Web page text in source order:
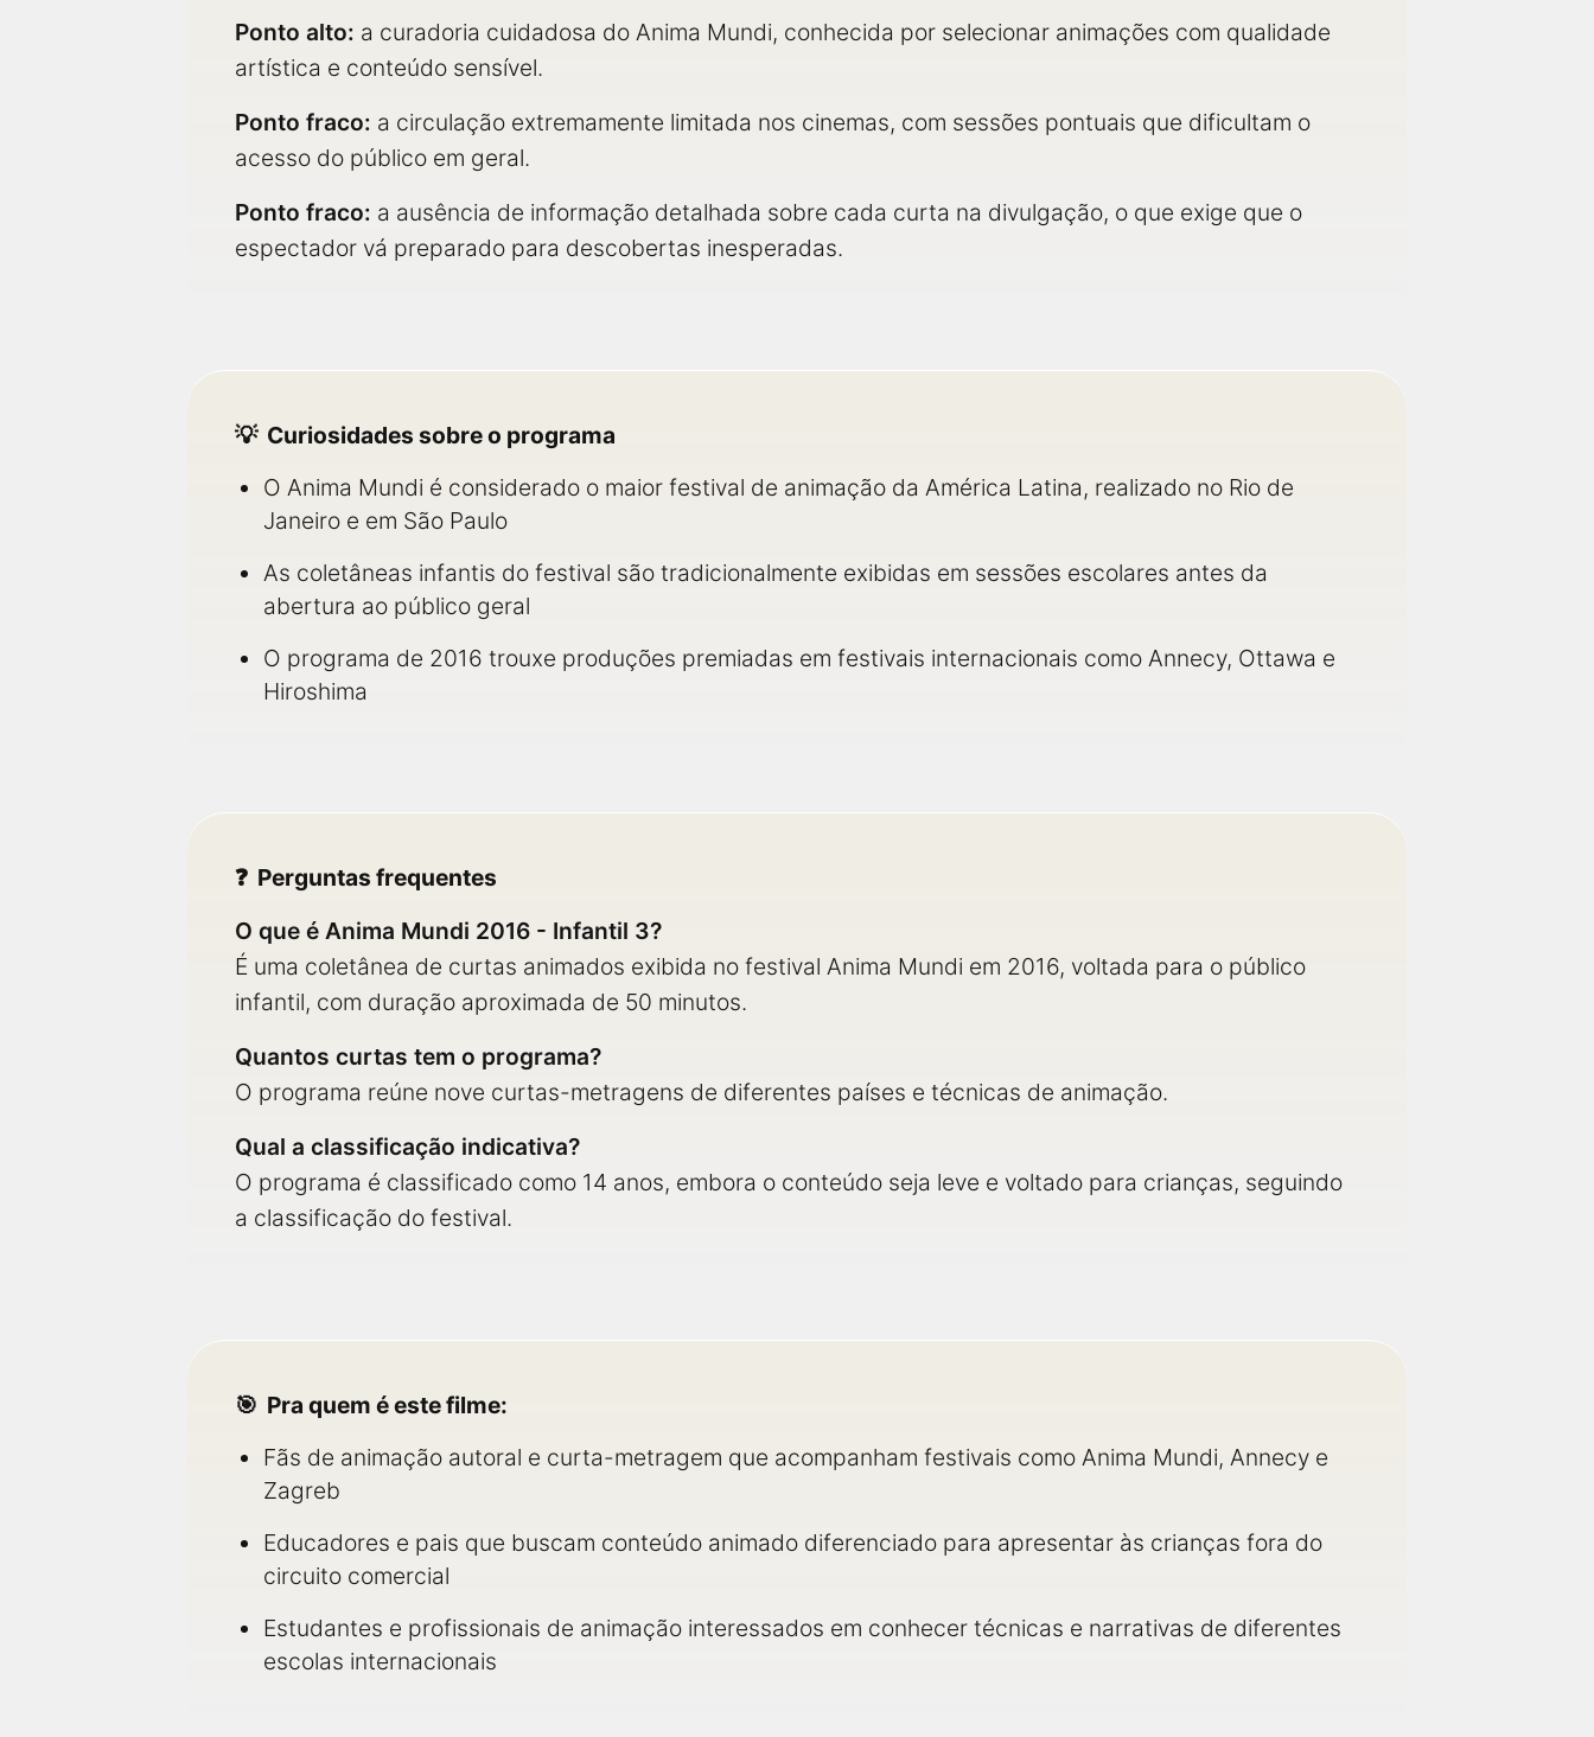
Ponto alto: a curadoria cuidadosa do Anima Mundi, conhecida por selecionar animações com qualidade
artística e conteúdo sensível.
Ponto fraco: a circulação extremamente limitada nos cinemas, com sessões pontuais que dificultam o
acesso do público em geral.
Ponto fraco: a ausência de informação detalhada sobre cada curta na divulgação, o que exige que o
espectador vá preparado para descobertas inesperadas.
Curiosidades sobre o programa
O Anima Mundi é considerado o maior festival de animação da América Latina, realizado no Rio de
Janeiro e em São Paulo
As coletâneas infantis do festival são tradicionalmente exibidas em sessões escolares antes da
abertura ao público geral
O programa de 2016 trouxe produções premiadas em festivais internacionais como Annecy, Ottawa e
Hiroshima
Perguntas frequentes
O que é Anima Mundi 2016 - Infantil 3?
É uma coletânea de curtas animados exibida no festival Anima Mundi em 2016, voltada para o público
infantil, com duração aproximada de 50 minutos.
Quantos curtas tem o programa?
O programa reúne nove curtas-metragens de diferentes países e técnicas de animação.
Qual a classificação indicativa?
O programa é classificado como 14 anos, embora o conteúdo seja leve e voltado para crianças, seguindo
a classificação do festival.
Pra quem é este filme:
Fãs de animação autoral e curta-metragem que acompanham festivais como Anima Mundi, Annecy e
Zagreb
Educadores e pais que buscam conteúdo animado diferenciado para apresentar às crianças fora do
circuito comercial
Estudantes e profissionais de animação interessados em conhecer técnicas e narrativas de diferentes
escolas internacionais